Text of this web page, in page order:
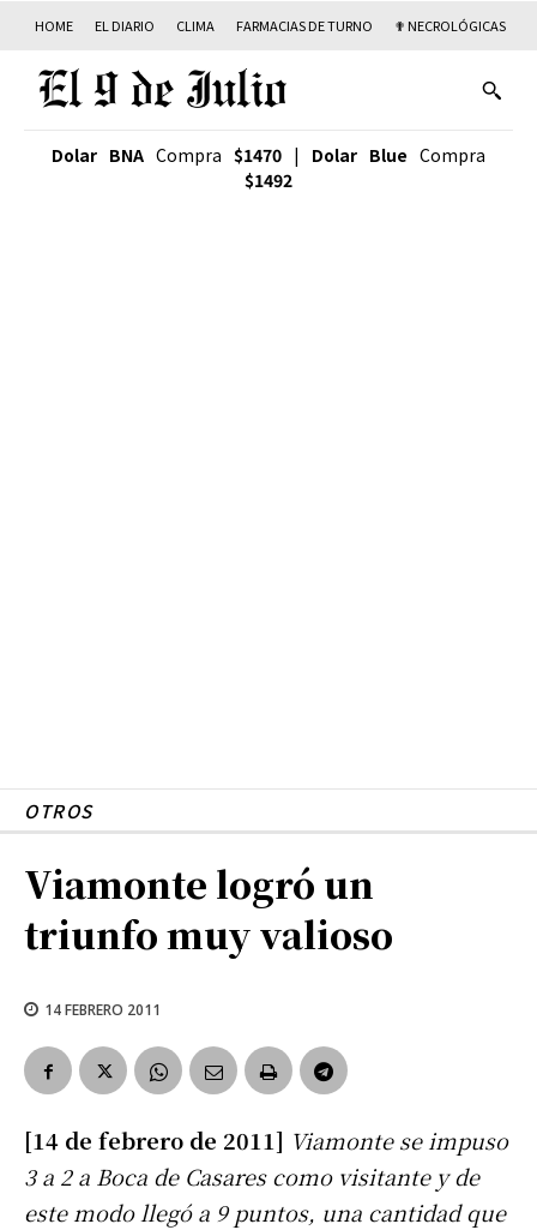
HOME EL DIARIO CLIMA FARMACIAS DE TURNO ✟ NECROLÓGICAS
Dolar BNA Compra $1470 | Dolar Blue Compra
$1492
OTROS
Viamonte logró un
triunfo muy valioso
14 FEBRERO 2011
[14 de febrero de 2011] Viamonte se impuso
3 a 2 a Boca de Casares como visitante y de
este modo llegó a 9 puntos, una cantidad que